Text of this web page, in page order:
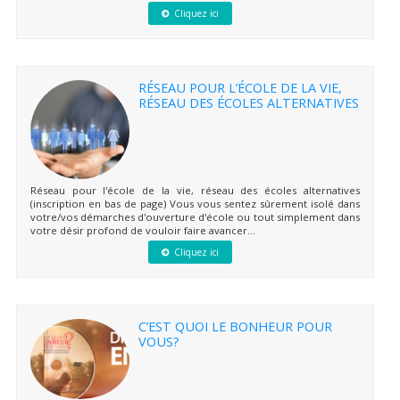
Cliquez ici
RÉSEAU POUR L’ÉCOLE DE LA VIE,
RÉSEAU DES ÉCOLES ALTERNATIVES
Réseau pour l'école de la vie, réseau des écoles alternatives
(inscription en bas de page) Vous vous sentez sûrement isolé dans
votre/vos démarches d'ouverture d'école ou tout simplement dans
votre désir profond de vouloir faire avancer...
Cliquez ici
C’EST QUOI LE BONHEUR POUR
VOUS?